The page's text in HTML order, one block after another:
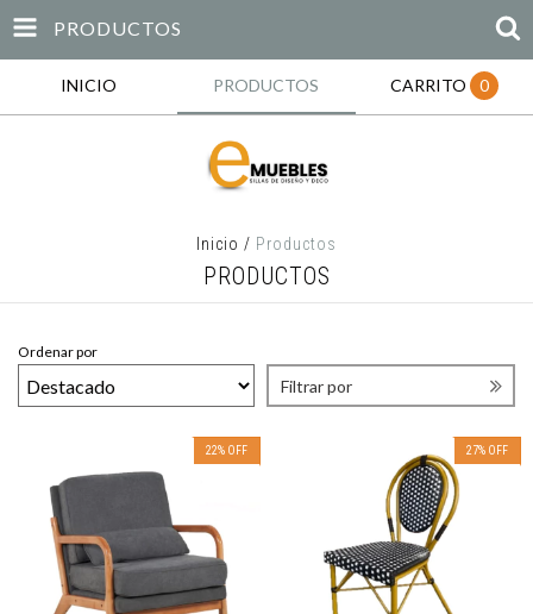
PRODUCTOS
INICIO PRODUCTOS CARRITO 0
Inicio / Productos
PRODUCTOS
Ordenar por
Filtrar por
22% OFF 27% OFF